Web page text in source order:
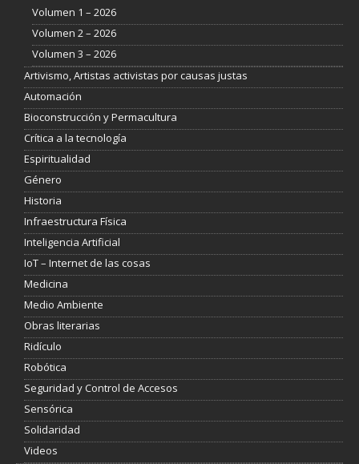
Volumen 1 – 2026
Volumen 2 – 2026
Volumen 3 – 2026
Artivismo, Artistas activistas por causas justas
Automación
Bioconstrucción y Permacultura
Crítica a la tecnología
Espiritualidad
Género
Historia
Infraestructura Física
Inteligencia Artificial
IoT – Internet de las cosas
Medicina
Medio Ambiente
Obras literarias
Ridículo
Robótica
Seguridad y Control de Accesos
Sensórica
Solidaridad
Videos